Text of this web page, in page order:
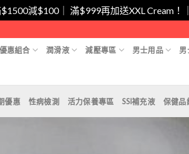
減$100｜ 滿$999再加送XXL Cream
優惠組合 潤滑液 減壓專區 男士用品 男
優惠 性病檢測 活力保養專區 SSI補充液 保健品